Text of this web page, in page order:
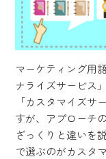
マーケティング用
ナライズサービス」
「カスタマイズサ
すが、アプローチ
ざっくりと違いを
で選ぶのがカスタ